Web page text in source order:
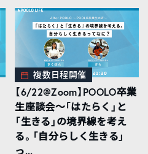
複数日程開催
【6/22@Zoom】POOLO卒業
生座談会〜「はたらく」と
「生きる」の境界線を考え
る。「自分らしく生きる」
っ...